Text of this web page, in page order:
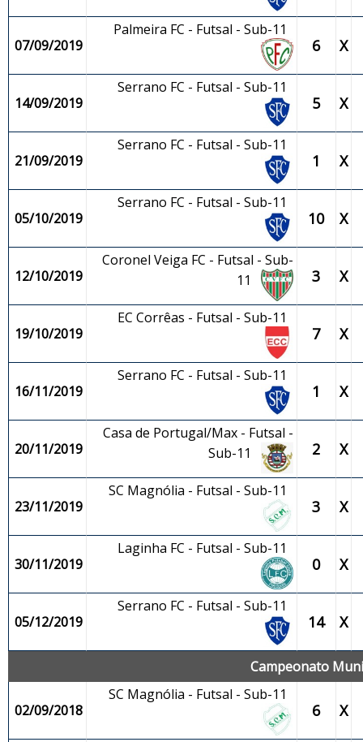
07/09/2019
Palmeira FC - Futsal - Sub-11
6 X
14/09/2019
Serrano FC - Futsal - Sub-11
5 X
21/09/2019
Serrano FC - Futsal - Sub-11
1 X
05/10/2019
Serrano FC - Futsal - Sub-11
10 X
12/10/2019
Coronel Veiga FC - Futsal - Sub-
11
3 X
19/10/2019
EC Corrêas - Futsal - Sub-11
7 X
16/11/2019
Serrano FC - Futsal - Sub-11
1 X
20/11/2019
Casa de Portugal/Max - Futsal -
Sub-11
2 X
23/11/2019
SC Magnólia - Futsal - Sub-11
3 X
30/11/2019
Laginha FC - Futsal - Sub-11
0 X
05/12/2019
Serrano FC - Futsal - Sub-11
14 X
Campeonato
02/09/2018
SC Magnólia - Futsal - Sub-11
6 X